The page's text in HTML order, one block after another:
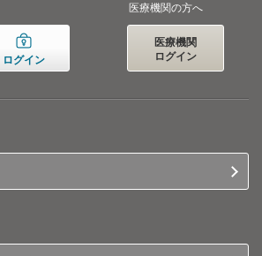
ログイン
医療機関の方へ
医療機関
ログイン